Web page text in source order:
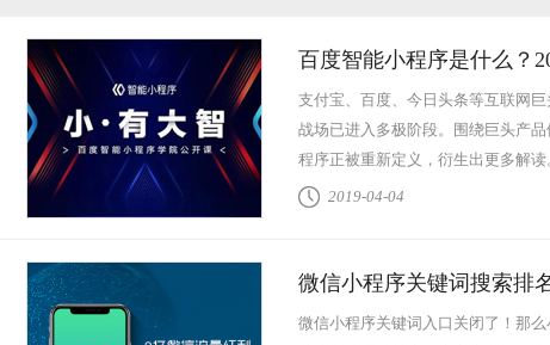
百度智能小程序是什么？
在哪里？
支付宝、百度、今日头条等互联网
战场已进入多极阶段。围绕巨头产
程序正被重新定义，衍生出更多解
基础建设进阶迈...
2019-04-04
微信小程序关键词搜索排
将越来越规范强大！
微信小程序关键词入口关闭了！那